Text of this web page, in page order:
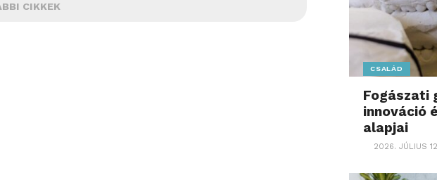
CIKKEK
CSALÁD
Fogászati
innováció
alapjai
2026. JÚLIUS